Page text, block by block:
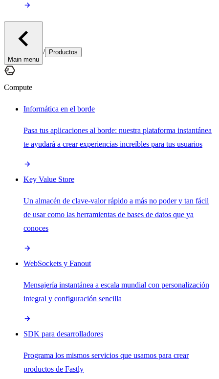
Main menu
/ Productos
Compute
Informática en el borde
Pasa tus aplicaciones al borde: nuestra plataforma instantánea
te ayudará a crear experiencias increíbles para tus usuarios
Key Value Store
Un almacén de clave-valor rápido a más no poder y tan fácil
de usar como las herramientas de bases de datos que ya
conoces
WebSockets y Fanout
Mensajería instantánea a escala mundial con personalización
integral y configuración sencilla
SDK para desarrolladores
Programa los mismos servicios que usamos para crear
productos de Fastly